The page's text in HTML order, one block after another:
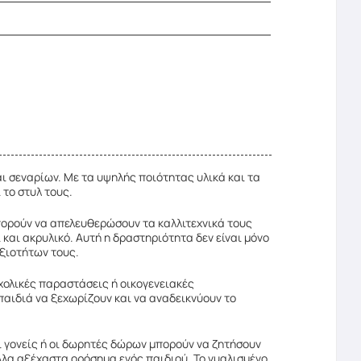
σεναρίων. Με τα υψηλής ποιότητας υλικά και τα
στυλ τους.
να απελευθερώσουν τα καλλιτεχνικά τους
ακρυλικό. Αυτή η δραστηριότητα δεν είναι μόνο
τους.
παραστάσεις ή οικογενειακές
να ξεχωρίζουν και να αναδεικνύουν το
ή οι δωρητές δώρων μπορούν να ζητήσουν